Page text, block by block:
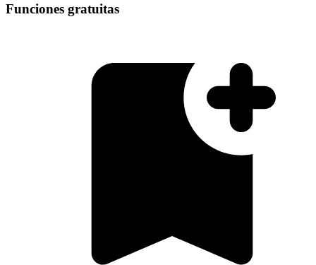
Funciones gratuitas